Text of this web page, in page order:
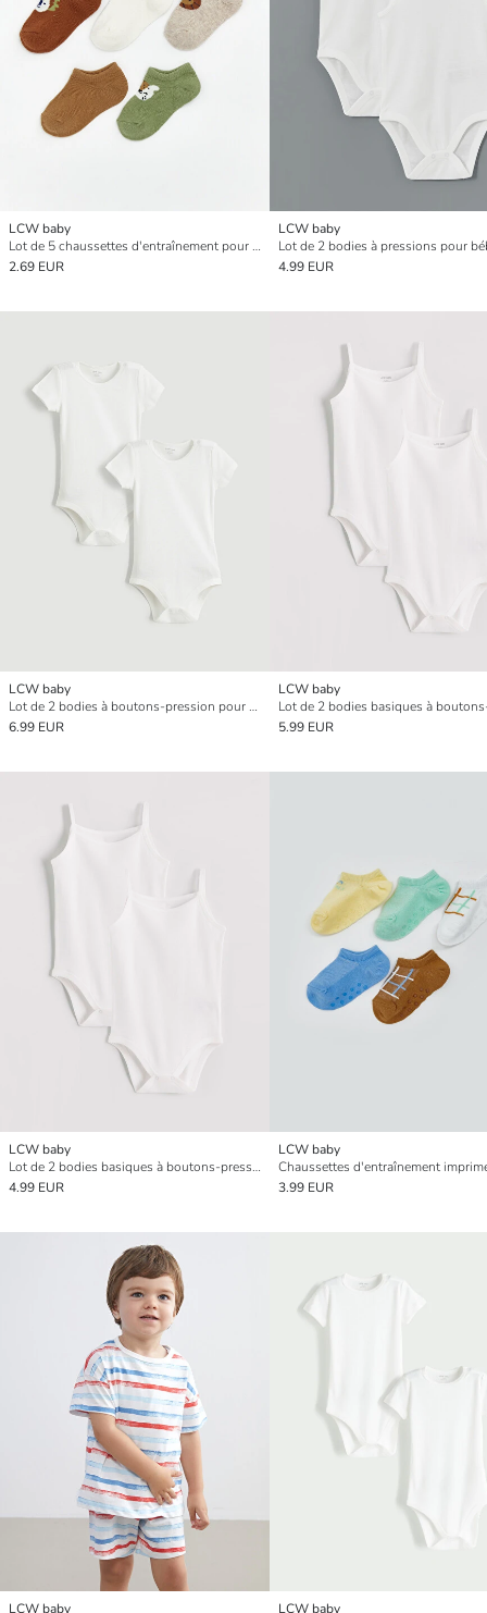
LCW baby
Lot de 5 chaussettes d'entraînement pour bébé garçon à imprimé animal
2.69 EUR
LCW baby
4.99 EUR
LCW baby
Lot de 2 bodies à boutons-pression pour bébé fille
6.99 EUR
LCW baby
5.99 EUR
LCW baby
Lot de 2 bodies basiques à boutons-pression pour bébé fille
4.99 EUR
LCW baby
3.99 EUR
LCW baby LCW baby